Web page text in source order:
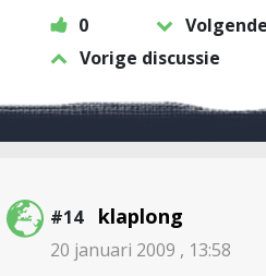
0
Vorige discussie
#14 klaplong
20 januari 2009 , 13:58